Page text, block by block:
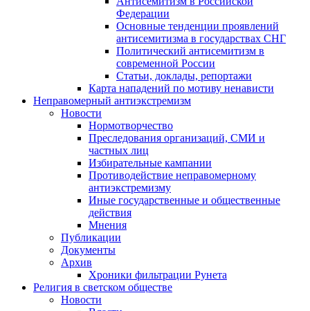
Федерации
Основные тенденции проявлений
антисемитизма в государствах СНГ
Политический антисемитизм в
современной России
Статьи, доклады, репортажи
Карта нападений по мотиву ненависти
Неправомерный антиэкстремизм
Новости
Нормотворчество
Преследования организаций, СМИ и
частных лиц
Избирательные кампании
Противодействие неправомерному
антиэкстремизму
Иные государственные и общественные
действия
Мнения
Публикации
Документы
Архив
Хроники фильтрации Рунета
Религия в светском обществе
Новости